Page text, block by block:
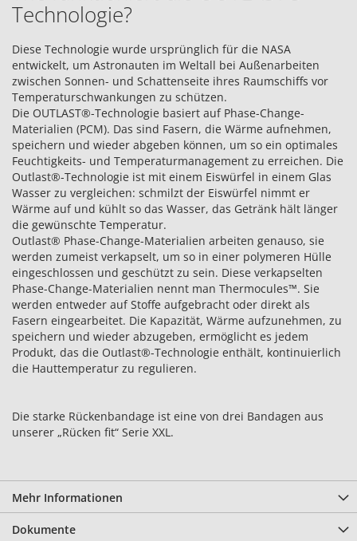
Technologie?
Diese Technologie wurde ursprünglich für die NASA
entwickelt, um Astronauten im Weltall bei Außenarbeiten
zwischen Sonnen- und Schattenseite ihres Raumschiffs vor
Temperaturschwankungen zu schützen.
Die OUTLAST®-Technologie basiert auf Phase-Change-
Materialien (PCM). Das sind Fasern, die Wärme aufnehmen,
speichern und wieder abgeben können, um so ein optimales
Feuchtigkeits- und Temperaturmanagement zu erreichen. Die
Outlast®-Technologie ist mit einem Eiswürfel in einem Glas
Wasser zu vergleichen: schmilzt der Eiswürfel nimmt er
Wärme auf und kühlt so das Wasser, das Getränk hält länger
die gewünschte Temperatur.
Outlast® Phase-Change-Materialien arbeiten genauso, sie
werden zumeist verkapselt, um so in einer polymeren Hülle
eingeschlossen und geschützt zu sein. Diese verkapselten
Phase-Change-Materialien nennt man Thermocules™. Sie
werden entweder auf Stoffe aufgebracht oder direkt als
Fasern eingearbeitet. Die Kapazität, Wärme aufzunehmen, zu
speichern und wieder abzugeben, ermöglicht es jedem
Produkt, das die Outlast®-Technologie enthält, kontinuierlich
die Hauttemperatur zu regulieren.
Die starke Rückenbandage ist eine von drei Bandagen aus
unserer „Rücken fit“ Serie XXL.
Mehr Informationen
Dokumente